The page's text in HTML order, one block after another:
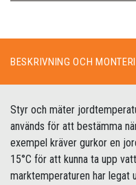
BESKRIVNING OCH
Styr och mäter
används för att bestämma
exempel kräver gurkor en
15°C för att kunna ta upp
marktemperaturen har legat